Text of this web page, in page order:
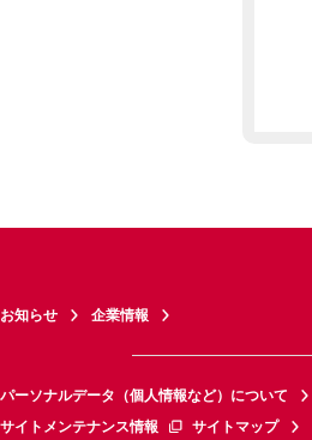
お知らせ 企業情報
パーソナルデータ（個人情報など）について
サイトメンテナンス情報
サイトマップ